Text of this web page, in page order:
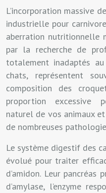
L’incorporation massive
industrielle pour
aberration nutritionnelle
par la recherche de
totalement inadaptés
chats, représentent
composition des
proportion excessive
naturel de vos animaux
de nombreuses
Le système digestif des
évolué pour traiter
d’amidon. Leur
d’amylase, l’enzyme